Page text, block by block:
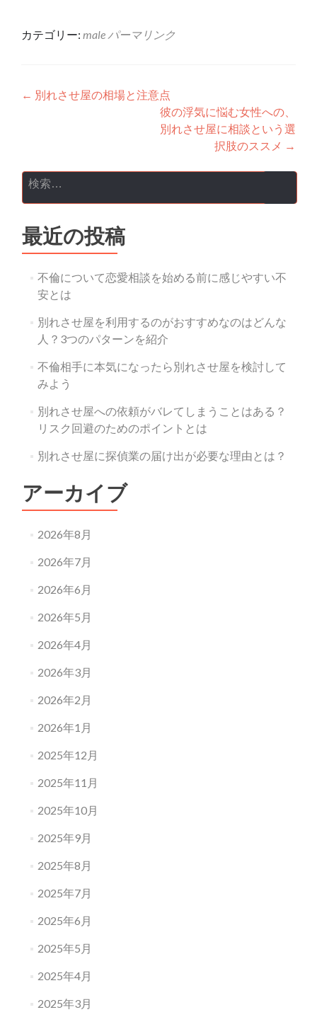
カテゴリー: male パーマリンク
投稿ナビゲーション
← 別れさせ屋の相場と注意点
彼の浮気に悩む女性への、
別れさせ屋に相談という選
択肢のススメ →
検索:
最近の投稿
不倫について恋愛相談を始める前に感じやすい不
安とは
別れさせ屋を利用するのがおすすめなのはどんな
人？3つのパターンを紹介
不倫相手に本気になったら別れさせ屋を検討して
みよう
別れさせ屋への依頼がバレてしまうことはある？
リスク回避のためのポイントとは
別れさせ屋に探偵業の届け出が必要な理由とは？
アーカイブ
2026年8月
2026年7月
2026年6月
2026年5月
2026年4月
2026年3月
2026年2月
2026年1月
2025年12月
2025年11月
2025年10月
2025年9月
2025年8月
2025年7月
2025年6月
2025年5月
2025年4月
2025年3月